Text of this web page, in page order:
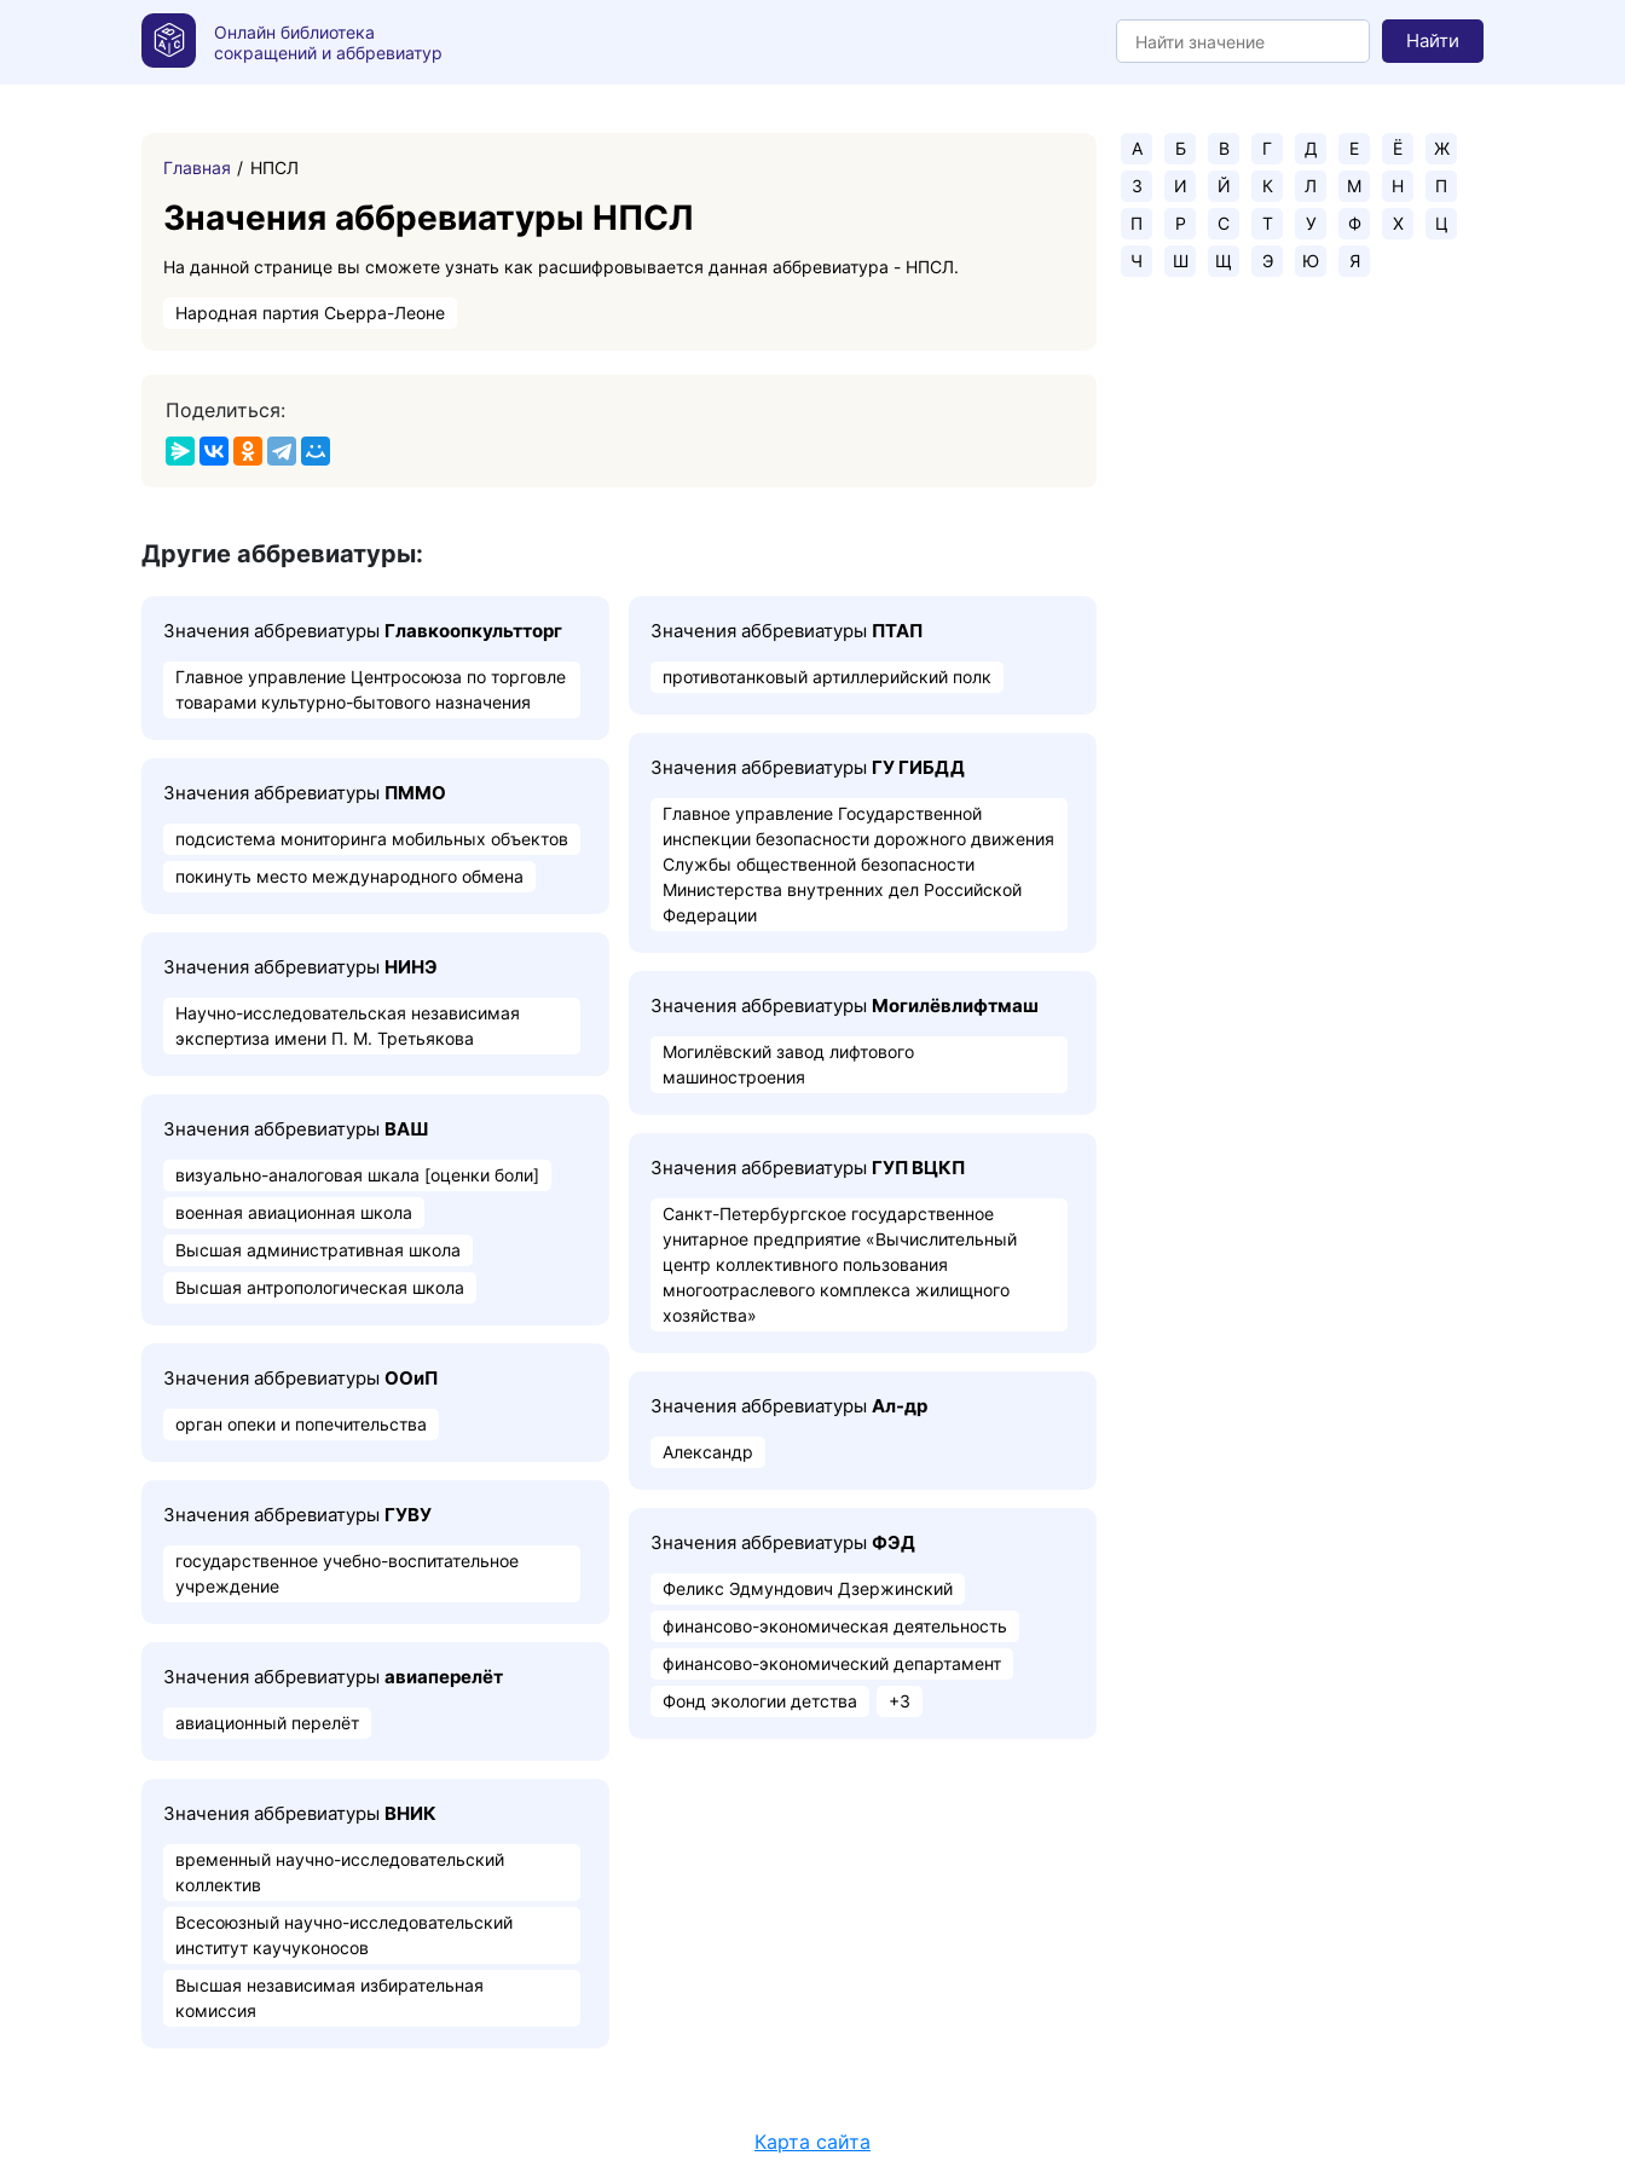
Онлайн библиотека
сокращений и аббревиатур
Найти
Главная НПСЛ
Значения аббревиатуры НПСЛ
На данной странице вы сможете узнать как расшифровывается данная аббревиатура - НПСЛ.
Народная партия Сьерра-Леоне
Поделиться:
Другие аббревиатуры:
Значения аббревиатуры Главкоопкультторг
Главное управление Центросоюза по торговле
товарами культурно-бытового назначения
Значения аббревиатуры ПММО
подсистема мониторинга мобильных объектов
покинуть место международного обмена
Значения аббревиатуры НИНЭ
Научно-исследовательская независимая
экспертиза имени П. М. Третьякова
Значения аббревиатуры ВАШ
визуально-аналоговая шкала [оценки боли]
военная авиационная школа
Высшая административная школа
Высшая антропологическая школа
Значения аббревиатуры ООиП
орган опеки и попечительства
Значения аббревиатуры ГУВУ
государственное учебно-воспитательное
учреждение
Значения аббревиатуры авиаперелёт
авиационный перелёт
Значения аббревиатуры ВНИК
временный научно-исследовательский
коллектив
Всесоюзный научно-исследовательский
институт каучуконосов
Высшая независимая избирательная
комиссия
Значения аббревиатуры ПТАП
противотанковый артиллерийский полк
Значения аббревиатуры ГУ ГИБДД
Главное управление Государственной
инспекции безопасности дорожного движения
Службы общественной безопасности
Министерства внутренних дел Российской
Федерации
Значения аббревиатуры Могилёвлифтмаш
Могилёвский завод лифтового
машиностроения
Значения аббревиатуры ГУП ВЦКП
Санкт-Петербургское государственное
унитарное предприятие «Вычислительный
центр коллективного пользования
многоотраслевого комплекса жилищного
хозяйства»
Значения аббревиатуры Ал-др
Александр
Значения аббревиатуры ФЭД
Феликс Эдмундович Дзержинский
финансово-экономическая деятельность
финансово-экономический департамент
Фонд экологии детства
+3
А Б В Г Д Е Ё
Ж
З
И Й К Л М Н
П
П
Р С Т У Ф Х
Ц
Ч
Ш Щ Э Ю Я
Карта сайта